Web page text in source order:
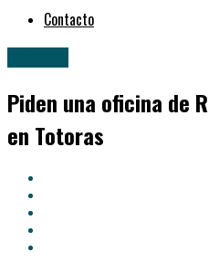
Contacto
Piden una oficina de
en Totoras